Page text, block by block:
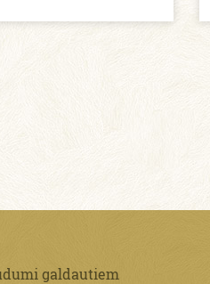
galdautiem